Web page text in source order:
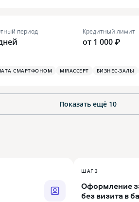
период Кредитный лимит
от 1 000 ₽
СМАРТФОНОМ MIRACCEPT БИЗНЕС-ЗАЛЫ
Показать ещё 10
ШАГ 3
Оформление
без визита в